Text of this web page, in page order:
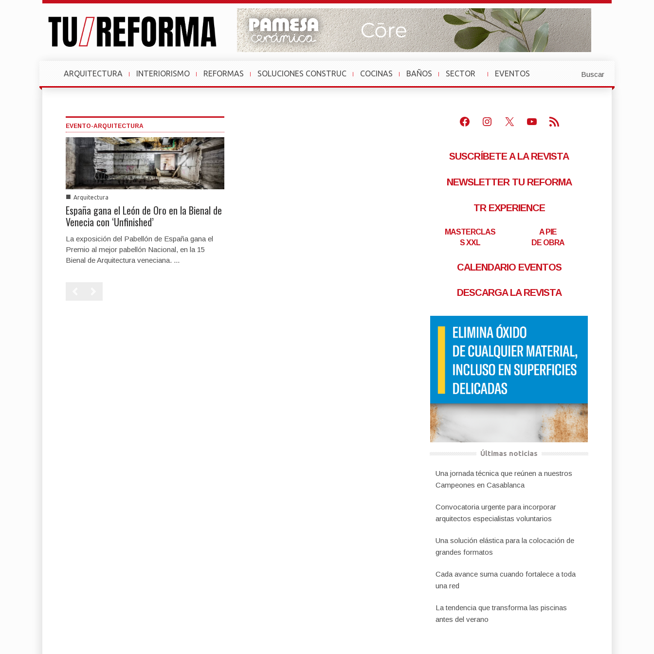
ARQUITECTURA INTERIORISMO REFORMAS SOLUCIONES CONSTRUC COCINAS BAÑOS
SECTOR
»
EVENTOS
»
Buscar
EVENTO-ARQUITECTURA
■ Arquitectura
España gana el León de Oro en la Bienal de
Venecia con ‘Unfinished’
La exposición del Pabellón de España gana el
Premio al mejor pabellón Nacional, en la 15
Bienal de Arquitectura veneciana. ...
Facebook
Instagram
X Youtube
Feed RSS
SUSCRÍBETE A LA REVISTA
NEWSLETTER TU REFORMA
TR EXPERIENCE
MASTERCLAS
S XXL
A PIE
DE OBRA
CALENDARIO EVENTOS
DESCARGA LA REVISTA
Últimas noticias
Una jornada técnica que reúnen a nuestros
Campeones en Casablanca
Convocatoria urgente para incorporar
arquitectos especialistas voluntarios
Una solución elástica para la colocación de
grandes formatos
Cada avance suma cuando fortalece a toda
una red
La tendencia que transforma las piscinas
antes del verano